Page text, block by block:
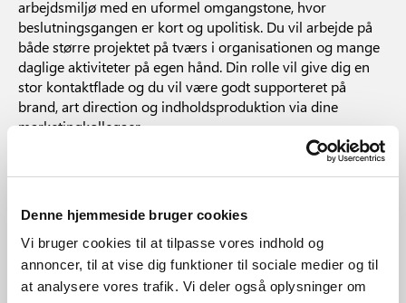
Denne hjemmeside bruger cookies
Vi bruger cookies til at tilpasse vores indhold og
annoncer, til at vise dig funktioner til sociale medier og til
at analysere vores trafik. Vi deler også oplysninger om
arbejdsmiljø med en uformel omgangstone, hvor
beslutningsgangen er kort og upolitisk. Du vil arbejde på
både større projektet på tværs i organisationen og mange
daglige aktiviteter på egen hånd. Din rolle vil give dig en
stor kontaktflade og du vil være godt supporteret på
brand, art direction og indholdsproduktion via dine
marketingkollegaer.
Du tilbydes løn efter kvalifikationer, pensions- og lækker
kantineordning ikke at forglemme.
Nordlux er en af Europas førende leverandører og
produktudviklere af belysning til private husstand og de
stemningsfyldte områder på hoteller, restauranter og
lignende. Vi tager initiativ og gør en forskel